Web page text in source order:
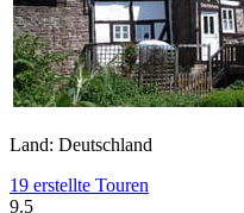
Land: Deutschland
19 erstellte Touren
9.5